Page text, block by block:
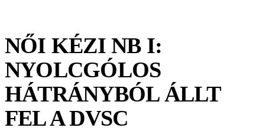
NŐI KÉZI NB I:
NYOLCGÓLOS
HÁTRÁNYBÓL ÁLLT
FEL A DVSC